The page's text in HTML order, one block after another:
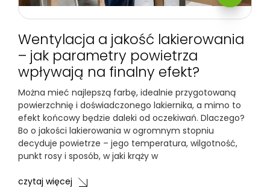
Wentylacja a jakość lakierowania
– jak parametry powietrza
wpływają na finalny efekt?
Można mieć najlepszą farbę, idealnie przygotowaną
powierzchnię i doświadczonego lakiernika, a mimo to
efekt końcowy będzie daleki od oczekiwań. Dlaczego?
Bo o jakości lakierowania w ogromnym stopniu
decyduje powietrze – jego temperatura, wilgotność,
punkt rosy i sposób, w jaki krąży w
czytaj więcej